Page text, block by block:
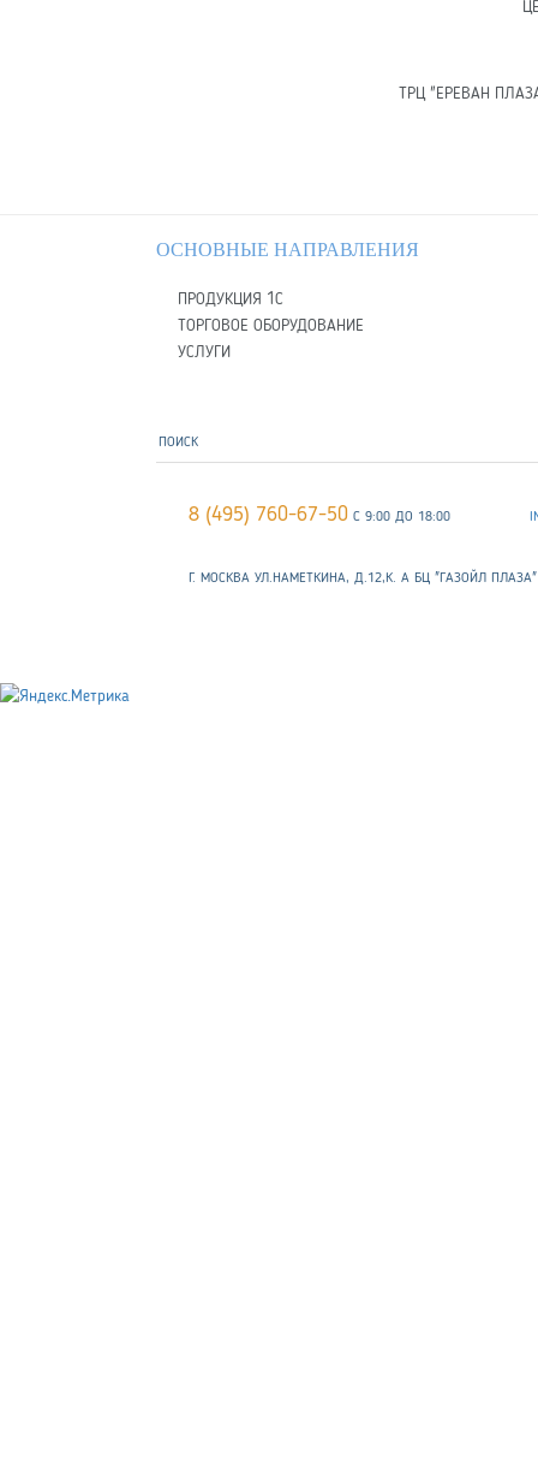
ТРЦ "ЕРЕВАН
ОСНОВНЫЕ НАПРАВЛЕНИЯ
ПРОДУКЦИЯ 1С
ТОРГОВОЕ ОБОРУДОВАНИЕ
УСЛУГИ
8 (495) 760-67-50 С 9:00 ДО 18:00
Г. МОСКВА УЛ.НАМЕТКИНА, Д.12,К. А БЦ "ГАЗОЙЛ ПЛАЗА"